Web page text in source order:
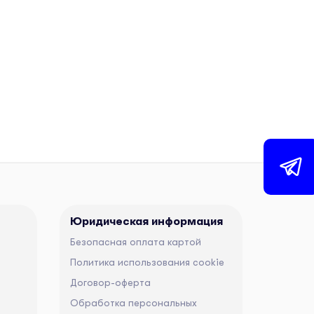
Юридическая информация
Безопасная оплата картой
Политика использования cookie
Договор-оферта
Обработка персональных